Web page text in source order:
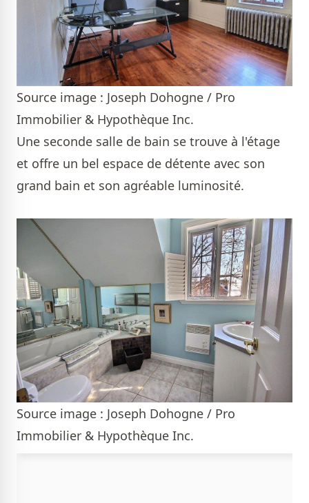
Source image : Joseph Dohogne / Pro
Immobilier & Hypothèque Inc.
Une seconde salle de bain se trouve à l'étage
et offre un bel espace de détente avec son
grand bain et son agréable luminosité.
Source image : Joseph Dohogne / Pro
Immobilier & Hypothèque Inc.